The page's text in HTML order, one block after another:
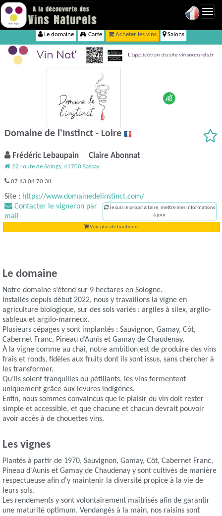
Le domaine Carte Acheter les vins Salons
Domaine de l'Instinct - Loire
Frédéric Lebaupain Claire Abonnat
22 route de Soings, 41700 Sassay
07 83 08 70 38
Site : https://www.domainedelinstinct.com/
Contacter le vigneron par
mail
Je suis le propriaitaire, mettre mes informations
à jour
Voir plus de boutiques
Le domaine
Notre domaine s’étend sur 9 hectares en Sologne.
Installés depuis début 2022, nous y travaillons la vigne en
agriculture biologique, sur des sols variés : argiles à silex, argilo-
sableux et argilo-marneux.
Plusieurs cépages y sont implantés : Sauvignon, Gamay, Côt,
Cabernet Franc, Pineau d’Aunis et Gamay de Chaudenay.
À la vigne comme au chai, notre ambition est de produire des vins
frais et ronds, fidèles aux fruits dont ils sont issus, sans chercher à
les transformer.
Qu’ils soient tranquilles ou pétillants, les vins fermentent
uniquement grâce aux levures indigènes.
Enfin, nous sommes convaincus que le plaisir du vin doit rester
simple et accessible, et que chacune et chacun devrait pouvoir
avoir accès à de chouettes vins.
Les vignes
Plantés à partir de 1970, Sauvignon, Gamay, Côt, Cabernet Franc,
Pineau d'Aunis et Gamay de Chaudenay y sont cultivés de manière
respectueuse afin d'y maintenir la diversité propice à la vie de
leurs sols.
Les rendements y sont volontairement maîtrisés afin de garantir
une maturité optimum. Vendangés à la main, nos raisins sont